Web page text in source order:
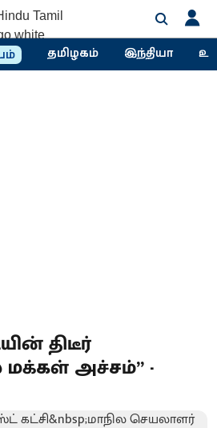
தமிழகம் இந்தியா
திடீர்
மக்கள் அச்சம்” -